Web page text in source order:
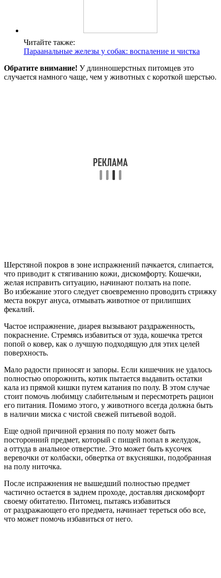
Читайте также:
Параанальные железы у собак: воспаление и чистка
Обратите внимание! У длинношерстных питомцев это
случается намного чаще, чем у животных с короткой шерстью.
Шерстяной покров в зоне испражнений пачкается, слипается,
что приводит к стягиванию кожи, дискомфорту. Кошечки,
желая исправить ситуацию, начинают ползать на попе.
Во избежание этого следует своевременно проводить стрижку
места вокруг ануса, отмывать животное от прилипших
фекалий.
Частое испражнение, диарея вызывают раздраженность,
покраснение. Стремясь избавиться от зуда, кошечка трется
попой о ковер, как о лучшую подходящую для этих целей
поверхность.
Мало радости приносят и запоры. Если кишечник не удалось
полностью опорожнить, котик пытается выдавить остатки
кала из прямой кишки путем катания по полу. В этом случае
стоит помочь любимцу слабительным и пересмотреть рацион
его питания. Помимо этого, у животного всегда должна быть
в наличии миска с чистой свежей питьевой водой.
Еще одной причиной ерзания по полу может быть
посторонний предмет, который с пищей попал в желудок,
а оттуда в анальное отверстие. Это может быть кусочек
веревочки от колбаски, обвертка от вкусняшки, подобранная
на полу ниточка.
После испражнения не вышедший полностью предмет
частично остается в заднем проходе, доставляя дискомфорт
своему обитателю. Питомец, пытаясь избавиться
от раздражающего его предмета, начинает тереться обо все,
что может помочь избавиться от него.